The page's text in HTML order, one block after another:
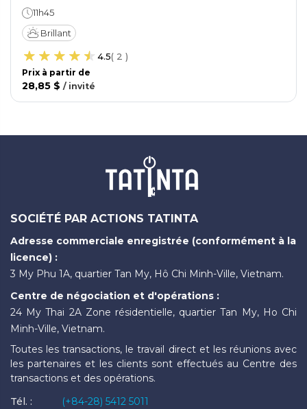
11h45
Brillant
4.5( 2 )
Prix ​​à partir de
28,85 $ / invité
SOCIÉTÉ PAR ACTIONS TATINTA
Adresse commerciale enregistrée (conformément à la
licence) :
3 My Phu 1A, quartier Tan My, Hô Chi Minh-Ville, Vietnam.
Centre de négociation et d'opérations :
24 My Thai 2A Zone résidentielle, quartier Tan My, Ho Chi
Minh-Ville, Vietnam.
Toutes les transactions, le travail direct et les réunions avec
les partenaires et les clients sont effectués au Centre des
transactions et des opérations.
Tél. :
(+84-28) 5412 5011